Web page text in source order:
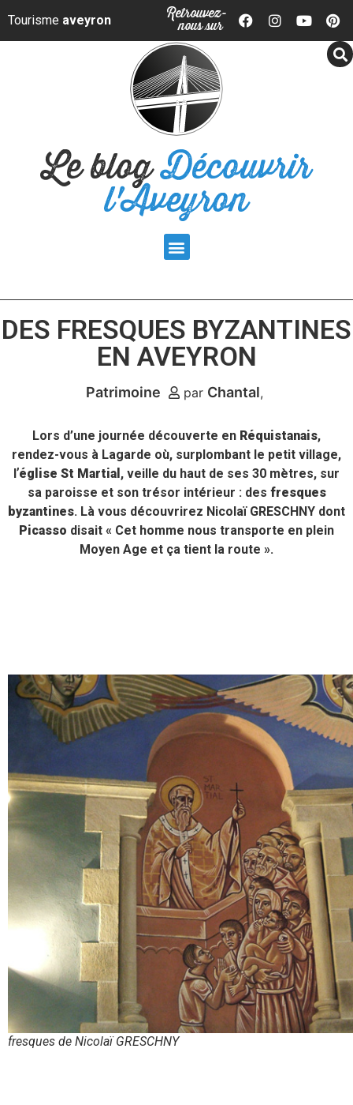
Panneau de gestion des cookies
Tourisme aveyron Retrouvez-
nous sur
Le blogDécouvrir
l'Aveyron
DES FRESQUES BYZANTINES
EN AVEYRON
Patrimoine par Chantal
Lors d’une journée découverte en Réquistanais,
rendez-vous à Lagarde où, surplombant le petit village,
l’église St Martial , veille du haut de ses 30 mètres, sur
sa paroisse et son trésor intérieur : des fresques
byzantines. Là vous découvrirez Nicolaï GRESCHNY dont
Picasso disait « Cet homme nous transporte en plein
Moyen Age et ça tient la route ».
fresques de Nicolaï GRESCHNY